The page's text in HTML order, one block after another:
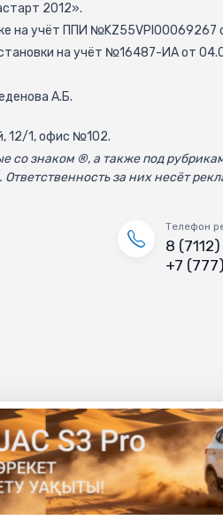
2012».
на учёт ППИ
на учёт №16487-ИА от
А.Б.
12/1, офис №102.
со знаком ®, а также под
за них несёт
Телефон
8
+7